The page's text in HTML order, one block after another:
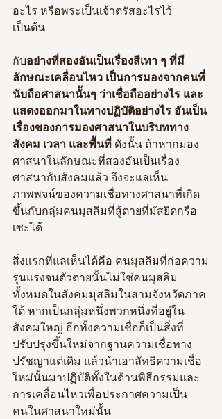
อะไร หรือพระเป็นเจ้าตรัสอะไรไว้
เป็นต้น
กับอย่างที่สองอันเป็นเรื่องสีเทา ๆ ที่มี
ลักษณะเคลื่อนไหว เป็นการมองจากคนที่
นับถือศาสนานั้นๆ ว่าเชื่อถืออย่างไร และ
แสดงออกมาในทางปฏิบัติอย่างไร อันเป็น
เรื่องของการมองศาสนาในบริบททาง
สังคม เวลา และพื้นที่ ดังนั้น ถ้าหากมอง
ศาสนาในลักษณะที่สองอันเป็นเรื่อง
ศาสนากับสังคมแล้ว จึงจะแลเห็น
ภาพพจน์ของความเชื่อทางศาสนาที่เกิด
ขึ้นกับกลุ่มคนมุสลิมที่สู้ตายที่มัสยิดกรือ
เซะได้
สิ่งแรกที่แลเห็นได้คือ คนมุสลิมที่ก่อความ
รุนแรงจนตัวตายนั้นไม่ใช่คนมุสลิม
ทั้งหมดในสังคมมุสลิมในสามจังหวัดภาค
ใต้ หากเป็นกลุ่มหนึ่งพวกหนึ่งที่อยู่ใน
สังคมใหญ่ อีกทั้งความเชื่อก็เป็นสิ่งที่
ปรับปรุงขึ้นใหม่จากฐานความเชื่อทาง
ปรัชญาแต่เดิม แล้วนำเอาลัทธิความเชื่อ
ใหม่นั้นมาปฏิบัติทั้งในด้านพิธีกรรมและ
การเคลื่อนไหวเพื่อประกาศความเป็น
คนในศาสนาใหม่นั้น